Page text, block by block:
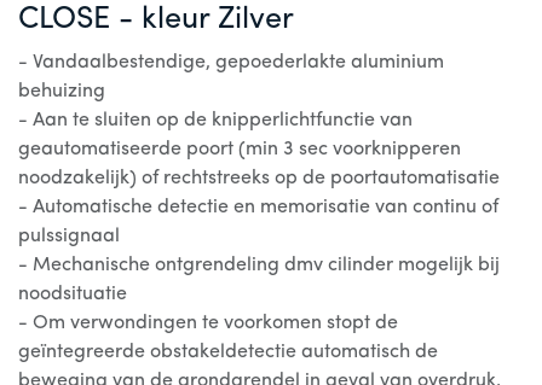
CLOSE - kleur Zilver
- Vandaalbestendige, gepoederlakte aluminium
behuizing
- Aan te sluiten op de knipperlichtfunctie van
geautomatiseerde poort (min 3 sec voorknipperen
noodzakelijk) of rechtstreeks op de poortautomatisatie
- Automatische detectie en memorisatie van continu of
pulssignaal
- Mechanische ontgrendeling dmv cilinder mogelijk bij
noodsituatie
- Om verwondingen te voorkomen stopt de
geïntegreerde obstakeldetectie automatisch de